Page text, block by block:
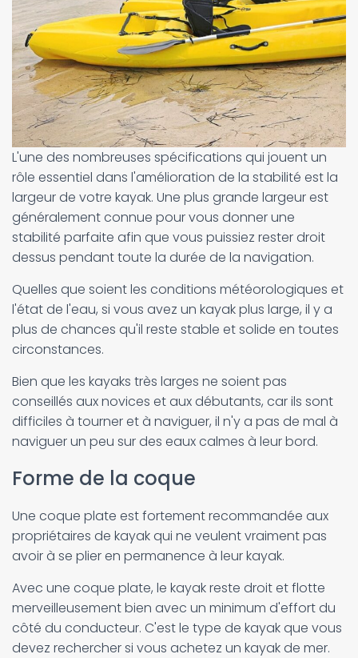
L'une des nombreuses spécifications qui jouent un
rôle essentiel dans l'amélioration de la stabilité est la
largeur de votre kayak. Une plus grande largeur est
généralement connue pour vous donner une
stabilité parfaite afin que vous puissiez rester droit
dessus pendant toute la durée de la navigation.
Quelles que soient les conditions météorologiques et
l'état de l'eau, si vous avez un kayak plus large, il y a
plus de chances qu'il reste stable et solide en toutes
circonstances.
Bien que les kayaks très larges ne soient pas
conseillés aux novices et aux débutants, car ils sont
difficiles à tourner et à naviguer, il n'y a pas de mal à
naviguer un peu sur des eaux calmes à leur bord.
Forme de la coque
Une coque plate est fortement recommandée aux
propriétaires de kayak qui ne veulent vraiment pas
avoir à se plier en permanence à leur kayak.
Avec une coque plate, le kayak reste droit et flotte
merveilleusement bien avec un minimum d'effort du
côté du conducteur. C'est le type de kayak que vous
devez rechercher si vous achetez un kayak de mer.